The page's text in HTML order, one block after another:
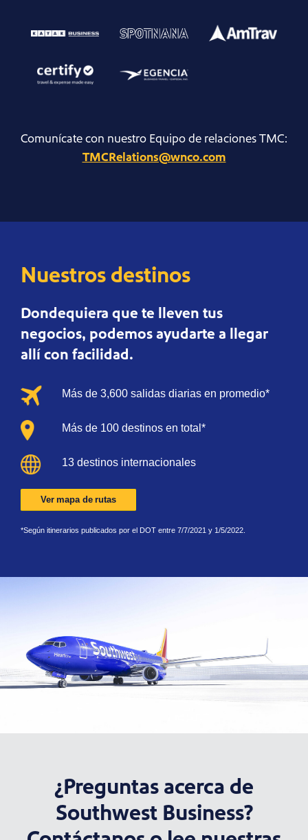
Comunícate con nuestro Equipo de relaciones TMC:
TMCRelations@wnco.com
Nuestros destinos
Dondequiera que te lleven tus
negocios, podemos ayudarte a llegar
allí con facilidad.
Más de 3,600 salidas diarias en promedio*
Más de 100 destinos en total*
13 destinos internacionales
Ver mapa de rutas
*Según itinerarios publicados por el DOT entre 7/7/2021 y 1/5/2022.
¿Preguntas acerca de
Southwest Business?